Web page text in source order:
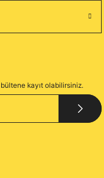
kayıt olabilirsiniz.